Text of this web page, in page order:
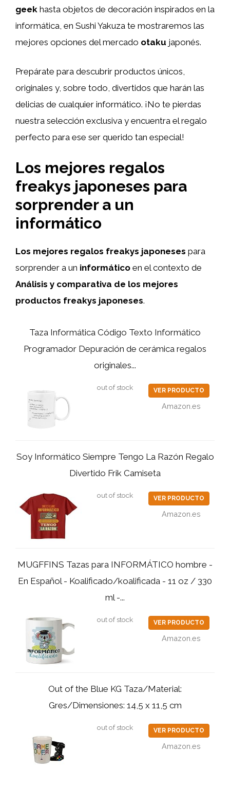
geek hasta objetos de decoración inspirados en la
informática, en Sushi Yakuza te mostraremos las
mejores opciones del mercado otaku japonés.
Prepárate para descubrir productos únicos,
originales y, sobre todo, divertidos que harán las
delicias de cualquier informático. ¡No te pierdas
nuestra selección exclusiva y encuentra el regalo
perfecto para ese ser querido tan especial!
Los mejores regalos
freakys japoneses para
sorprender a un
informático
Los mejores regalos freakys japoneses para
sorprender a un informático en el contexto de
Análisis y comparativa de los mejores
productos freakys japoneses.
Taza Informática Código Texto Informático
Programador Depuración de cerámica regalos
originales...
out of stock VER PRODUCTO
Amazon.es
Soy Informático Siempre Tengo La Razón Regalo
Divertido Frik Camiseta
out of stock VER PRODUCTO
Amazon.es
MUGFFINS Tazas para INFORMÁTICO hombre -
En Español - Koalificado/koalificada - 11 oz / 330
ml -...
out of stock VER PRODUCTO
Amazon.es
Out of the Blue KG Taza/Material:
Gres/Dimensiones: 14,5 x 11,5 cm
out of stock VER PRODUCTO
Amazon.es